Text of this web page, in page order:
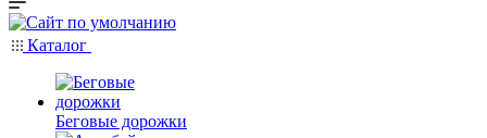
Каталог
Беговые дорожки